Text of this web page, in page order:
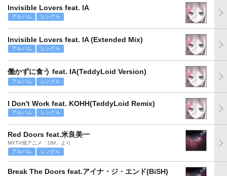
Invisible Lovers feat. IA
アルバム シングル
Invisible Lovers feat. IA (Extended Mix)
アルバム シングル
働かずに食う feat. IA(TeddyLoid Version)
アルバム シングル
I Don't Work feat. KOHH(TeddyLoid Remix)
アルバム シングル
Red Doors feat.米良美一
MXTV他アニメ「18if」より
アルバム
シングル
Break The Doors feat.アイナ・ジ・エンド(BiSH)